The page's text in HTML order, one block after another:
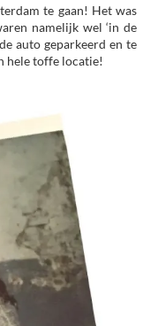
te gaan! Het was
namelijk wel ‘in de
auto geparkeerd en te
hele toffe locatie!